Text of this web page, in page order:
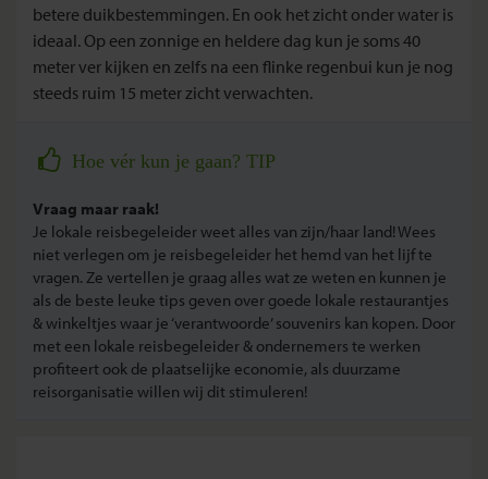
betere duikbestemmingen. En ook het zicht onder water is
ideaal. Op een zonnige en heldere dag kun je soms 40
meter ver kijken en zelfs na een flinke regenbui kun je nog
steeds ruim 15 meter zicht verwachten.
Hoe vér kun je gaan? TIP
Vraag maar raak!
Je lokale reisbegeleider weet alles van zijn/haar land! Wees
niet verlegen om je reisbegeleider het hemd van het lijf te
vragen. Ze vertellen je graag alles wat ze weten en kunnen je
als de beste leuke tips geven over goede lokale restaurantjes
& winkeltjes waar je ‘verantwoorde’ souvenirs kan kopen. Door
met een lokale reisbegeleider & ondernemers te werken
profiteert ook de plaatselijke economie, als duurzame
reisorganisatie willen wij dit stimuleren!